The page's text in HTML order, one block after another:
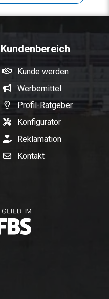
Kundenbereich
Kunde werden
Werbemittel
Profil-Ratgeber
Konfigurator
Reklamation
Kontakt